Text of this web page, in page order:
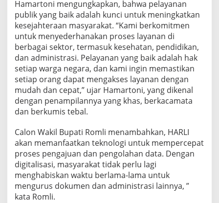
u
k
K
e
e
j
a
h
t
e
r
n
M
a
s
y
a
r
Hamartoni mengungkapkan, bahwa pelayanan
publik yang baik adalah kunci untuk meningkatkan
kesejahteraan masyarakat. “Kami berkomitmen
untuk menyederhanakan proses layanan di
berbagai sektor, termasuk kesehatan, pendidikan,
dan administrasi. Pelayanan yang baik adalah hak
setiap warga negara, dan kami ingin memastikan
setiap orang dapat mengakses layanan dengan
mudah dan cepat,” ujar Hamartoni, yang dikenal
dengan penampilannya yang khas, berkacamata
dan berkumis tebal.
Calon Wakil Bupati Romli menambahkan, HARLI
akan memanfaatkan teknologi untuk mempercepat
proses pengajuan dan pengolahan data. Dengan
digitalisasi, masyarakat tidak perlu lagi
menghabiskan waktu berlama-lama untuk
mengurus dokumen dan administrasi lainnya, ”
kata Romli.